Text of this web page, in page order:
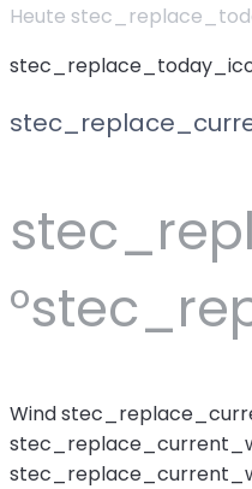
Heute
Wind